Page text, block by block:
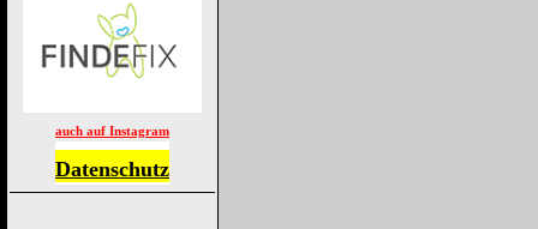
auch auf Instagram
Datenschutz